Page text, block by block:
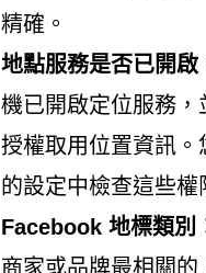
精確。
地點服務是否已開啟
機已開啟定位服務
授權取用位置資訊。
的設定中檢查這些權
Facebook 地標類別
商家或品牌最相關的